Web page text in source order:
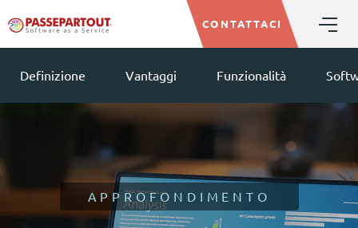
CONTATTACI
Definizione Vantaggi Funzionalità
APPROFONDIMENTO